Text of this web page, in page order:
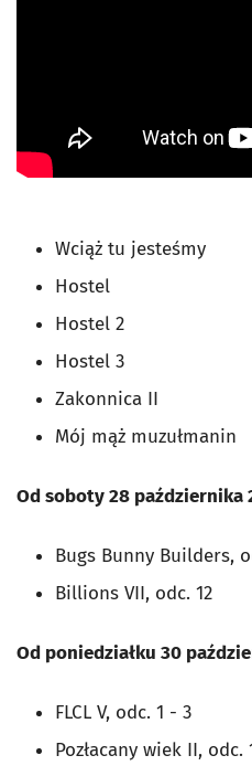
Wciąż tu jesteśmy
Hostel
Hostel 2
Hostel 3
Zakonnica II
Mój mąż muzułmanin
Od soboty 28 października
Bugs Bunny Builders,
Billions VII, odc. 12
Od poniedziałku 30
FLCL V, odc. 1 - 3
Pozłacany wiek II, odc.